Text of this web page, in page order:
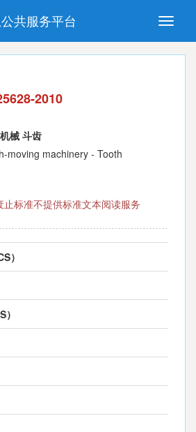
Toggle
共服务平台
推荐性国家标准
(National standards in foreign
2010
械 斗齿
moving machinery - Tooth
止标准不提供标准文本阅读服务
）